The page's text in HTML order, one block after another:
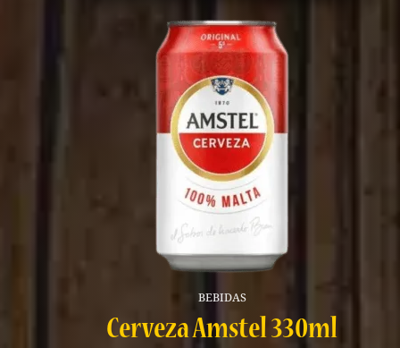
BEBIDAS
Cerveza Amstel 330ml